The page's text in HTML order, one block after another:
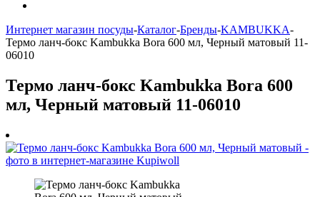
Интернет магазин посуды-Каталог-Бренды-KAMBUKKA-
Термо ланч-бокс Kambukka Bora 600 мл, Черный матовый 11-
06010
Термо ланч-бокс Kambukka Bora 600
мл, Черный матовый 11-06010